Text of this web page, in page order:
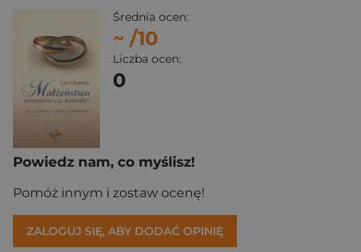
Średnia ocen:
~ /10
Liczba ocen:
0
Powiedz nam, co myślisz!
Pomóż innym i zostaw ocenę!
ZALOGUJ SIĘ, ABY DODAĆ OPINIĘ